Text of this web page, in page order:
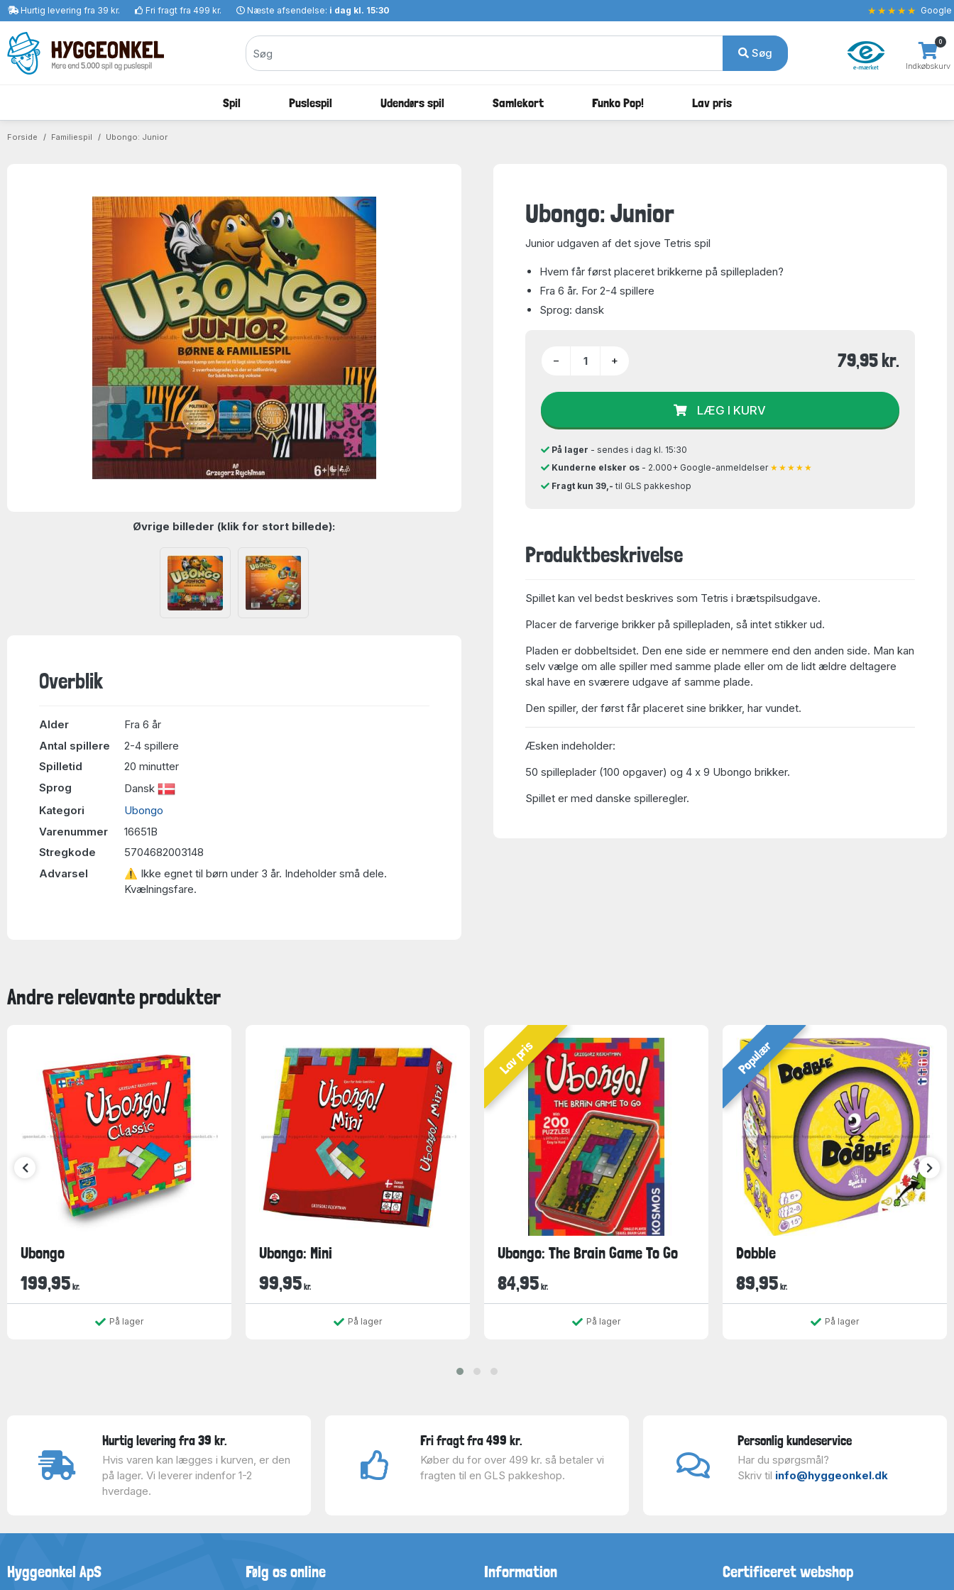
Hurtig levering fra 39 kr. Fri fragt fra 499 kr. Næste afsendelse: i dag kl. 15:30 ★★★★★ Google
Søg
Indkøbskurv
0
Spil Puslespil Udendørs spil Samlekort Funko Pop! Lav pris
Forside Familiespil Ubongo: Junior
Øvrige billeder (klik for stort billede):
Overblik
Alder
Fra 6 år
Antal spillere
2-4 spillere
Spilletid
20 minutter
Sprog
Dansk
Kategori
Ubongo
Varenummer
16651B
Stregkode
5704682003148
Advarsel
⚠ Ikke egnet til børn under 3 år. Indeholder små dele.
Kvælningsfare.
Ubongo: Junior
Junior udgaven af det sjove Tetris spil
Hvem får først placeret brikkerne på spillepladen?
Fra 6 år. For 2-4 spillere
Sprog: dansk
− + 79,95 kr.
LÆG I KURV
På lager - sendes i dag kl. 15:30
Kunderne elsker os - 2.000+ Google-anmeldelser ★★★★★
Fragt kun 39,- til GLS pakkeshop
Produktbeskrivelse
Spillet kan vel bedst beskrives som Tetris i brætspilsudgave.
Placer de farverige brikker på spillepladen, så intet stikker ud.
Pladen er dobbeltsidet. Den ene side er nemmere end den anden side. Man kan
selv vælge om alle spiller med samme plade eller om de lidt ældre deltagere
skal have en sværere udgave af samme plade.
Den spiller, der først får placeret sine brikker, har vundet.
Æsken indeholder:
50 spilleplader (100 opgaver) og 4 x 9 Ubongo brikker.
Spillet er med danske spilleregler.
Andre relevante produkter
Ubongo
199,95 kr.
På lager
Ubongo: Mini
99,95 kr.
På lager
Lav pris
Ubongo: The Brain Game To Go
84,95 kr.
På lager
Populær
Dobble
89,95 kr.
På lager
Hurtig levering fra 39 kr.
Hvis varen kan lægges i kurven, er den
på lager. Vi leverer indenfor 1-2
hverdage.
Fri fragt fra 499 kr.
Køber du for over 499 kr. så betaler vi
fragten til en GLS pakkeshop.
Personlig kundeservice
Har du spørgsmål?
Skriv til info@hyggeonkel.dk
Hyggeonkel ApS Følg os online Information Certificeret webshop